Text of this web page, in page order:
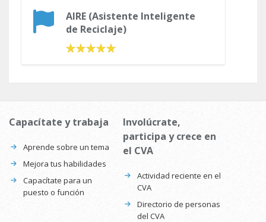
AIRE (Asistente Inteligente
de Reciclaje)
Capacítate y trabaja
Aprende sobre un tema
Mejora tus habilidades
Capacítate para un
puesto o función
Involúcrate,
participa y crece en
el CVA
Actividad reciente en el
CVA
Directorio de personas
del CVA